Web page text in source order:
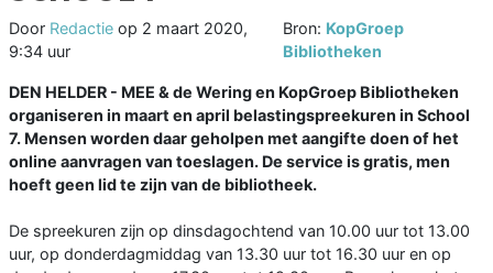
Door Redactie op 2 maart 2020,
9:34 uur
Bron: KopGroep
Bibliotheken
DEN HELDER - MEE & de Wering en KopGroep Bibliotheken
organiseren in maart en april belastingspreekuren in School
7. Mensen worden daar geholpen met aangifte doen of het
online aanvragen van toeslagen. De service is gratis, men
hoeft geen lid te zijn van de bibliotheek.
De spreekuren zijn op dinsdagochtend van 10.00 uur tot 13.00
uur, op donderdagmiddag van 13.30 uur tot 16.30 uur en op